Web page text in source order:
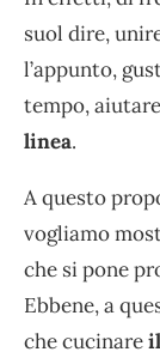
suol dire,
l’appunto,
tempo,
linea.
A questo
vogliamo
che si pone
Ebbene, a
che cucinare